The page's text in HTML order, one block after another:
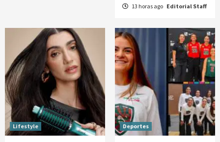
13 horas ago Editorial Staff
Lifestyle Deportes